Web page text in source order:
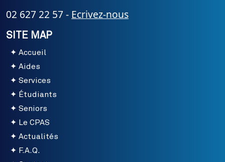
02 627 22 57 - Ecrivez-nous
SITE MAP
Accueil
Aides
Services
Étudiants
Seniors
Le CPAS
Actualités
F.A.Q.